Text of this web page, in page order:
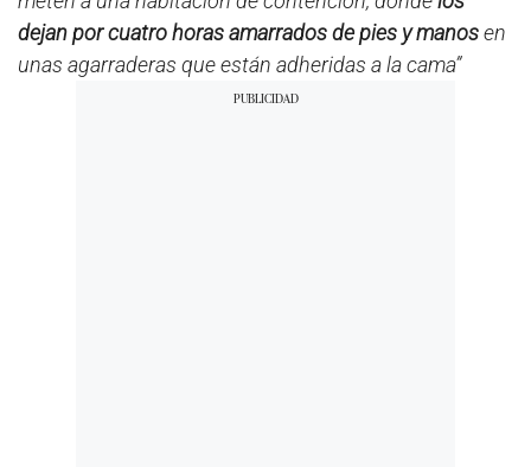
dejan por cuatro horas amarrados de pies y manosen
unas agarraderas que están adheridas a la cama”